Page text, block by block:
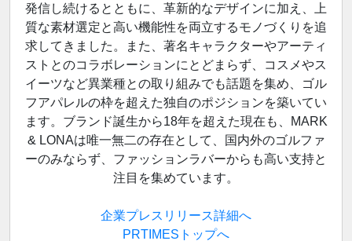
発信し続けるとともに、革新的なデザインに加え、上
質な素材選定と高い機能性を両立するモノづくりを追
求してきました。また、著名キャラクターやアーティ
ストとのコラボレーションにとどまらず、コスメやス
イーツなど異業種との取り組みでも話題を集め、ゴル
フアパレルの枠を超えた独自のポジションを築いてい
ます。ブランド誕生から18年を超えた現在も、MARK
& LONAは唯一無二の存在として、国内外のゴルファ
ーのみならず、ファッションラバーからも高い支持と
注目を集めています。
企業プレスリリース詳細へ
PRTIMESトップへ